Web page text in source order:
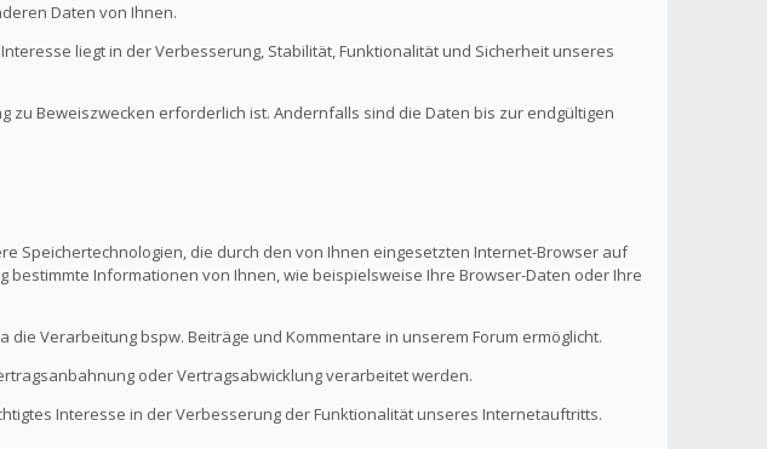
Daten von Ihnen.
liegt in der Verbesserung, Stabilität, Funktionalität und Sicherheit unseres
Beweiszwecken erforderlich ist. Andernfalls sind die Daten bis zur endgültigen
Speichertechnologien, die durch den von Ihnen eingesetzten Internet-Browser auf
Informationen von Ihnen, wie beispielsweise Ihre Browser-Daten oder Ihre
Verarbeitung bspw. Beiträge und Kommentare in unserem Forum ermöglicht.
oder Vertragsabwicklung verarbeitet werden.
Interesse in der Verbesserung der Funktionalität unseres Internetauftritts.